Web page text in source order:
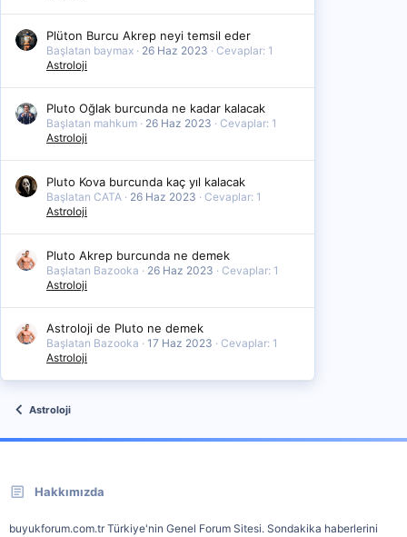
Plüton Burcu Akrep neyi temsil eder
Başlatan baymax 26 Haz 2023
Cevaplar: 1
Astroloji
Pluto Oğlak burcunda ne kadar kalacak
Başlatan mahkum 26 Haz 2023
Cevaplar: 1
Astroloji
Pluto Kova burcunda kaç yıl kalacak
Başlatan CATA 26 Haz 2023
Cevaplar: 1
Astroloji
Pluto Akrep burcunda ne demek
Başlatan Bazooka 26 Haz 2023
Cevaplar: 1
Astroloji
Astroloji de Pluto ne demek
Başlatan Bazooka 17 Haz 2023
Cevaplar: 1
Astroloji
Astroloji
Hakkımızda
buyukforum.com.tr Türkiye'nin Genel Forum Sitesi. Sondakika haberlerini